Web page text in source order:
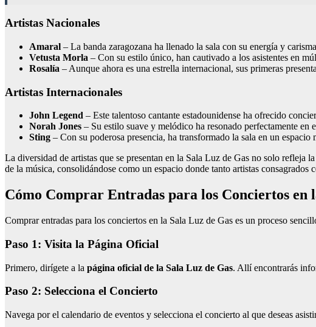
Artistas Nacionales
Amaral – La banda zaragozana ha llenado la sala con su energía y
Vetusta Morla – Con su estilo único, han cautivado a los asistentes en
Rosalía – Aunque ahora es una estrella internacional, sus primeras
Artistas Internacionales
John Legend – Este talentoso cantante estadounidense ha ofrecido
Norah Jones – Su estilo suave y melódico ha resonado perfectamente en
Sting – Con su poderosa presencia, ha transformado la sala en un espacio
La diversidad de artistas que se presentan en la Sala Luz de Gas no solo refleja
de la música, consolidándose como un espacio donde tanto artistas
Cómo Comprar Entradas para los Conciertos en
Comprar entradas para los conciertos en la Sala Luz de Gas es un proceso
Paso 1: Visita la Página Oficial
Primero, dirígete a la página oficial de la Sala Luz de Gas. Allí encontrarás
Paso 2: Selecciona el Concierto
Navega por el calendario de eventos y selecciona el concierto al que deseas